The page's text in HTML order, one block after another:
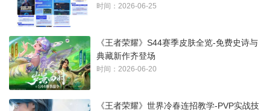
时间：2026-06-25
《王者荣耀》S44赛季皮肤全览-免费史诗与
典藏新作齐登场
时间：2026-06-20
《王者荣耀》世界冷春连招教学-PVP实战技